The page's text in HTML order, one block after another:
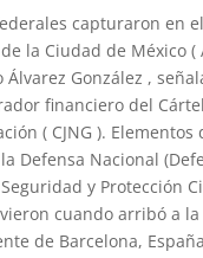
capturaron en
la Ciudad de México (
Álvarez González ,
financiero del
( CJNG ). Elementos
Defensa Nacional
y Protección
cuando arribó a
de Barcelona,